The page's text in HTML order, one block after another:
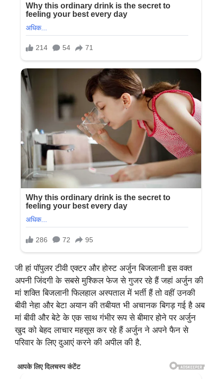
जी हां पॉपुलर टीवी एक्टर और होस्ट अर्जुन बिजलानी इस वक्त
अपनी जिंदगी के सबसे मुश्किल फेज से गुजर रहे हैं जहां अर्जुन की
मां शक्ति बिजलानी फिलहाल अस्पताल में भर्ती हैं तो वहीं उनकी
बीवी नेहा और बेटा अयान की तबीयत भी अचानक बिगड़ गई है अब
मां बीवी और बेटे के एक साथ गंभीर रूप से बीमार होने पर अर्जुन
खुद को बेहद लाचार महसूस कर रहे हैं अर्जुन ने अपने फैन से
परिवार के लिए दुआएं करने की अपील की है.